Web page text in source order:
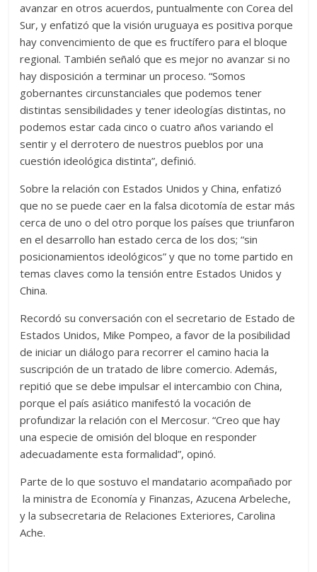
avanzar en otros acuerdos, puntualmente con Corea del
Sur, y enfatizó que la visión uruguaya es positiva porque
hay convencimiento de que es fructífero para el bloque
regional. También señaló que es mejor no avanzar si no
hay disposición a terminar un proceso. “Somos
gobernantes circunstanciales que podemos tener
distintas sensibilidades y tener ideologías distintas, no
podemos estar cada cinco o cuatro años variando el
sentir y el derrotero de nuestros pueblos por una
cuestión ideológica distinta”, definió.
Sobre la relación con Estados Unidos y China, enfatizó
que no se puede caer en la falsa dicotomía de estar más
cerca de uno o del otro porque los países que triunfaron
en el desarrollo han estado cerca de los dos; “sin
posicionamientos ideológicos” y que no tome partido en
temas claves como la tensión entre Estados Unidos y
China.
Recordó su conversación con el secretario de Estado de
Estados Unidos, Mike Pompeo, a favor de la posibilidad
de iniciar un diálogo para recorrer el camino hacia la
suscripción de un tratado de libre comercio. Además,
repitió que se debe impulsar el intercambio con China,
porque el país asiático manifestó la vocación de
profundizar la relación con el Mercosur. “Creo que hay
una especie de omisión del bloque en responder
adecuadamente esta formalidad”, opinó.
Parte de lo que sostuvo el mandatario acompañado por
la ministra de Economía y Finanzas, Azucena Arbeleche,
y la subsecretaria de Relaciones Exteriores, Carolina
Ache.